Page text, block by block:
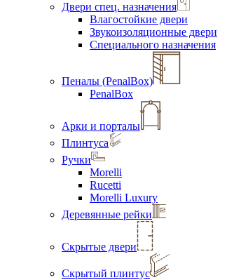
Двери спец. назначения
Влагостойкие двери
Звукоизоляционные двери
Специального назначения
Пеналы (PenalBox)
PenalBox
Арки и порталы
Плинтуса
Ручки
Morelli
Rucetti
Morelli Luxury
Деревянные рейки
Скрытые двери
Скрытый плинтус